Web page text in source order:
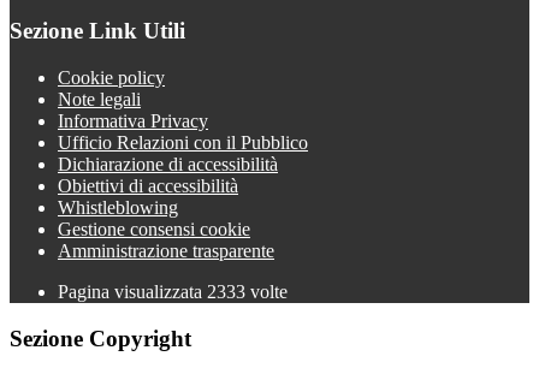
Sezione Link Utili
Cookie policy
Note legali
Informativa Privacy
Ufficio Relazioni con il Pubblico
Dichiarazione di accessibilità
Obiettivi di accessibilità
Whistleblowing
Gestione consensi cookie
Amministrazione trasparente
Pagina visualizzata 2333 volte
Sezione Copyright